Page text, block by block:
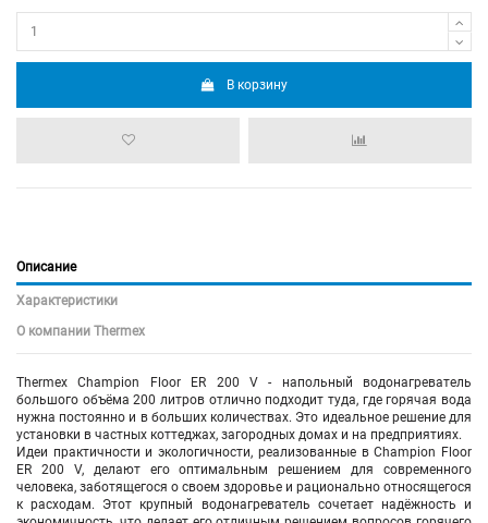
В корзину
Описание
Характеристики
О компании Thermex
Thermex Champion Floor ER 200 V - напольный водонагреватель
большого объёма 200 литров отлично подходит туда, где горячая вода
нужна постоянно и в больших количествах. Это идеальное решение для
установки в частных коттеджах, загородных домах и на предприятиях.
Идеи практичности и экологичности, реализованные в Champion Floor
ER 200 V, делают его оптимальным решением для современного
человека, заботящегося о своем здоровье и рационально относящегося
к расходам. Этот крупный водонагреватель сочетает надёжность и